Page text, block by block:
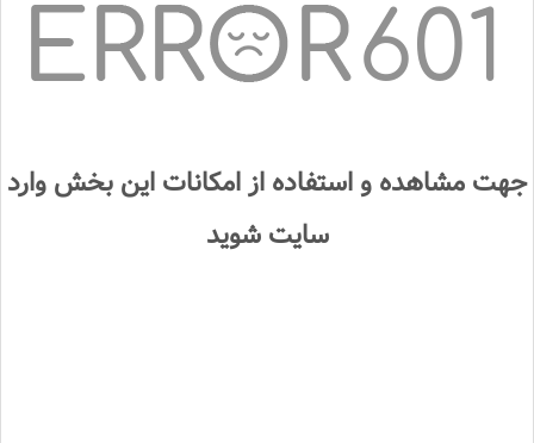
601
جهت مشاهده و استفاده از امکانات این بخش وارد
سایت شوید